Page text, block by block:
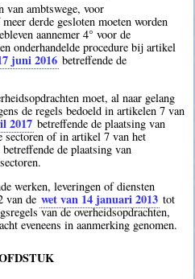
van ambtswege, voor
derde gesloten moeten worden
aannemer 4° voor de
onderhandelde procedure bij artikel
juni 2016 betreffende de
moet, al naar gelang
de regels bedoeld in artikelen 7 van
2017 betreffende de plaatsing van
sectoren of in artikel 7 van het
de plaatsing van
werken, leveringen of diensten
van de wet van 14 januari 2013 tot
van de overheidsopdrachten,
eveneens in aanmerking genomen.